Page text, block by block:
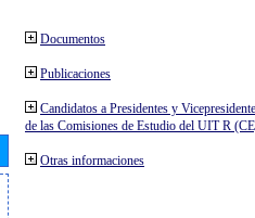
Documentos
Publicaciones
Candidatos a Presidentes y
de las Comisiones de Estudio del UIT R
Otras informaciones